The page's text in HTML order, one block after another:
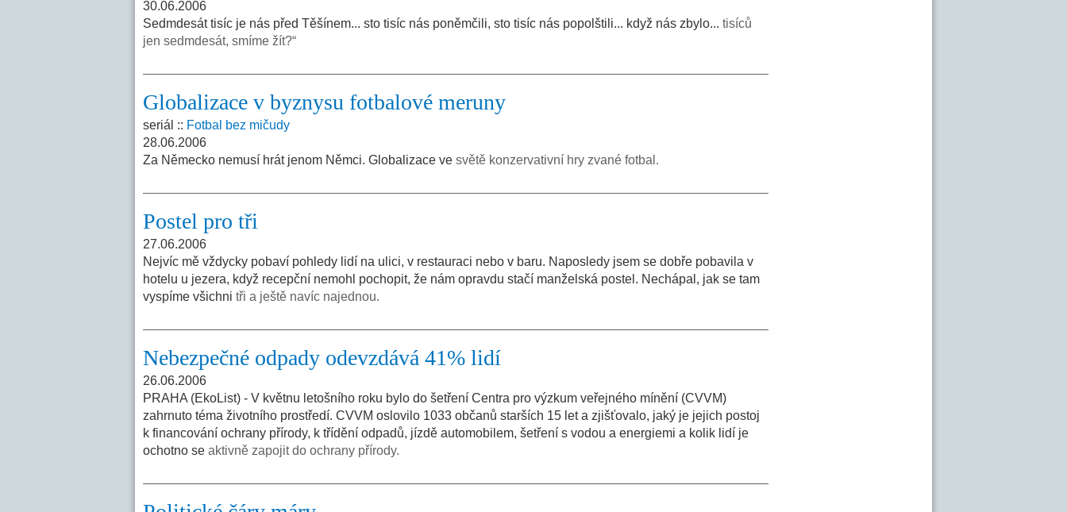
30.06.2006
Sedmdesát tisíc je nás před Těšínem... sto tisíc nás poněmčili, sto tisíc nás popolštili... když nás zbylo... tisíců
jen sedmdesát, smíme žít?“
Globalizace v byznysu fotbalové meruny
seriál :: Fotbal bez mičudy
28.06.2006
Za Německo nemusí hrát jenom Němci. Globalizace ve světě konzervativní hry zvané fotbal.
Postel pro tři
27.06.2006
Nejvíc mě vždycky pobaví pohledy lidí na ulici, v restauraci nebo v baru. Naposledy jsem se dobře pobavila v
hotelu u jezera, když recepční nemohl pochopit, že nám opravdu stačí manželská postel. Nechápal, jak se tam
vyspíme všichni tři a ještě navíc najednou.
Nebezpečné odpady odevzdává 41% lidí
26.06.2006
PRAHA (EkoList) - V květnu letošního roku bylo do šetření Centra pro výzkum veřejného mínění (CVVM)
zahrnuto téma životního prostředí. CVVM oslovilo 1033 občanů starších 15 let a zjišťovalo, jaký je jejich postoj
k financování ochrany přírody, k třídění odpadů, jízdě automobilem, šetření s vodou a energiemi a kolik lidí je
ochotno se aktivně zapojit do ochrany přírody.